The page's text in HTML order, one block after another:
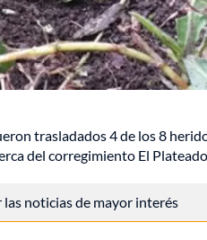
trasladados 4 de los 8
del corregimiento El
las noticias de mayor interés